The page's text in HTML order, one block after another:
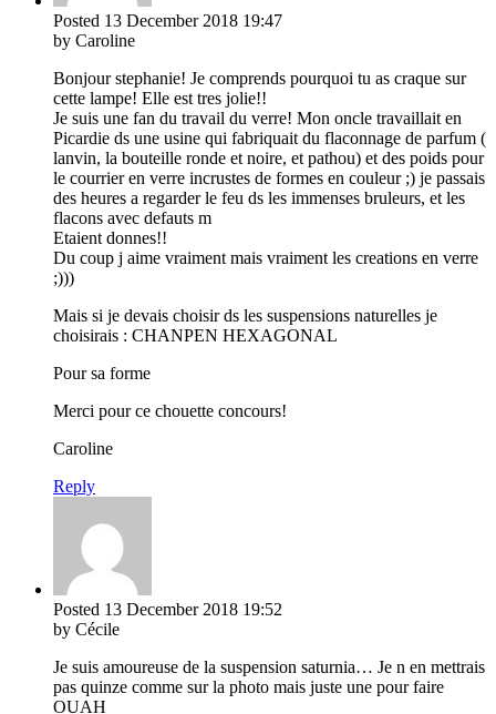
Posted 13 December 2018 19:47
by Caroline
Bonjour stephanie! Je comprends pourquoi tu as craque sur
cette lampe! Elle est tres jolie!!
Je suis une fan du travail du verre! Mon oncle travaillait en
Picardie ds une usine qui fabriquait du flaconnage de parfum (
lanvin, la bouteille ronde et noire, et pathou) et des poids pour
le courrier en verre incrustes de formes en couleur ;) je passais
des heures a regarder le feu ds les immenses bruleurs, et les
flacons avec defauts m
Etaient donnes!!
Du coup j aime vraiment mais vraiment les creations en verre
;)))
Mais si je devais choisir ds les suspensions naturelles je
choisirais : CHANPEN HEXAGONAL
Pour sa forme
Merci pour ce chouette concours!
Caroline
Reply
Posted 13 December 2018 19:52
by Cécile
Je suis amoureuse de la suspension saturnia… Je n en mettrais
pas quinze comme sur la photo mais juste une pour faire
OUAH